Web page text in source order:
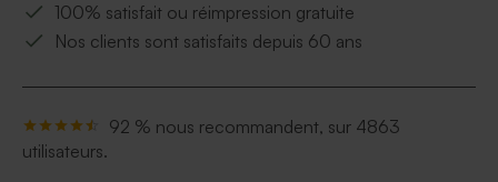
100% satisfait ou réimpression gratuite
Nos clients sont satisfaits depuis 60 ans
92 % nous recommandent, sur 4863
utilisateurs.